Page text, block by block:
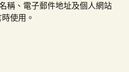
稱、電子郵件地址及個人網站
使用。